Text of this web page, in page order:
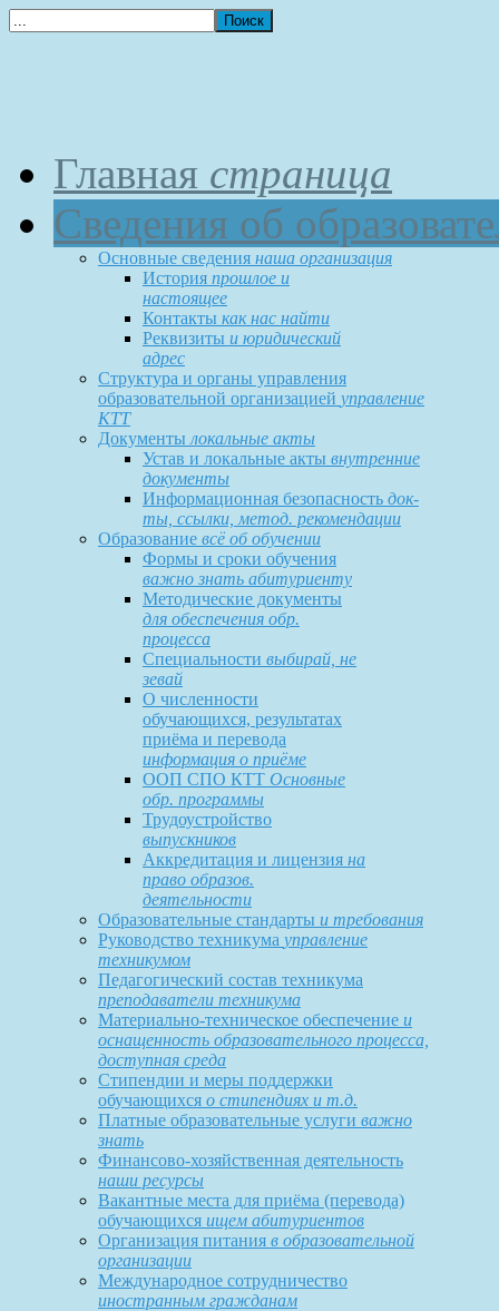
Главная страница
Сведения об
Основные сведения наша организация
История прошлое и
настоящее
Контакты как нас найти
Реквизиты и юридический
адрес
Структура и органы управления
образовательной организацией управление
КТТ
Документы локальные акты
Устав и локальные акты внутренние
документы
Информационная безопасность док-
ты, ссылки, метод. рекомендации
Образование всё об обучении
Формы и сроки обучения
важно знать абитуриенту
Методические документы
для обеспечения обр.
процесса
Специальности выбирай, не
зевай
О численности
обучающихся, результатах
приёма и перевода
информация о приёме
ООП СПО КТТ Основные
обр. программы
Трудоустройство
выпускников
Аккредитация и лицензия на
право образов.
деятельности
Образовательные стандарты и требования
Руководство техникума управление
техникумом
Педагогический состав техникума
преподаватели техникума
Материально-техническое обеспечение и
оснащенность образовательного процесса,
доступная среда
Стипендии и меры поддержки
обучающихся о стипендиях и т.д.
Платные образовательные услуги важно
знать
Финансово-хозяйственная деятельность
наши ресурсы
Вакантные места для приёма (перевода)
обучающихся ищем абитуриентов
Организация питания в образовательной
организации
Международное сотрудничество
иностранным гражданам